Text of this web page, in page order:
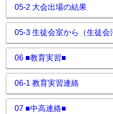
05-2 大会出場の結果
05-3 生徒会室から（生徒会
06 ■教育実習■
06-1 教育実習連絡
07 ■中高連絡■